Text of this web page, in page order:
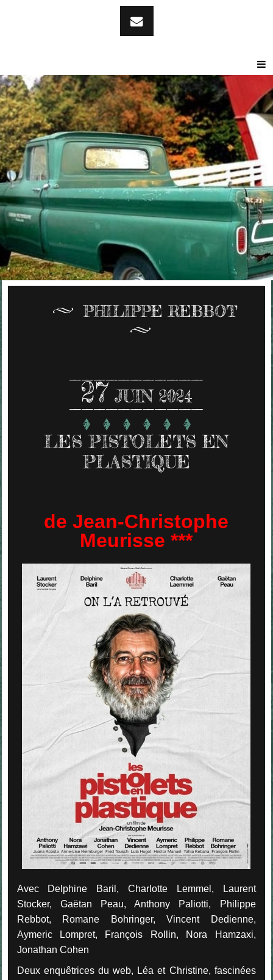
PHILIPPE REBBOT
27 JUIN 2024
LES PISTOLETS EN
PLASTIQUE
de Jean-Christophe
Meurisse ***
Avec Delphine Baril, Charlotte Lemmel, Laurent
Stocker, Gaëtan Peau, Anthony Paliotti, Philippe
Rebbot, Romane Bohringer, Vincent Dedienne,
Aymeric Lompret, François Rollin, Nora Hamzaxi,
Jonathan Cohen
Deux enquêtrices du web, Léa et Christine, fascinées